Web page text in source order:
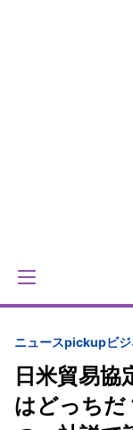
ニュースpickupビ
日米貿易協
はどっちだ